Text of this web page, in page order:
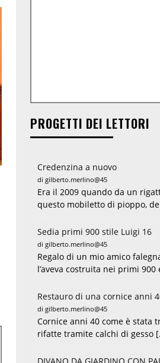
PROGETTI DEI LETTORI
Credenzina a nuovo
di gilberto.merlino@45
Era il 2009 quando da un
questo mobiletto di pioppo,
Sedia primi 900 stile Luigi 16
di gilberto.merlino@45
Regalo di un mio amico
l’aveva costruita nei primi 900
Restauro di una cornice anni
di gilberto.merlino@45
Cornice anni 40 come è stata
rifatte tramite calchi di gesso